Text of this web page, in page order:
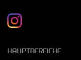
HAUPTBEREICHE